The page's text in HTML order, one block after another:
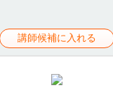
講師候補に入れる